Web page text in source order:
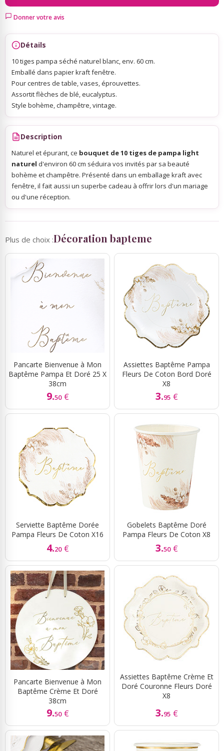
Scrapbooking, Loisirs Créatifs
Donner votre avis
Détails
10 tiges pampa séché naturel blanc, env. 60 cm.
Emballé dans papier kraft fenêtre.
Pour centres de table, vases, éprouvettes.
Assortit flèches de blé, eucalyptus.
Style bohème, champêtre, vintage.
Description
Naturel et épurant, ce bouquet de 10 tiges de pampa light
naturel d'environ 60 cm séduira vos invités par sa beauté
bohème et champêtre. Présenté dans un emballage kraft avec
fenêtre, il fait aussi un superbe cadeau à offrir lors d'un mariage
ou d'une réception.
Plus de choix :Décoration bapteme
Pancarte Bienvenue à Mon
Baptême Pampa Et Doré 25 X
38cm
9.50 €
Assiettes Baptême Pampa
Fleurs De Coton Bord Doré
X8
3.95 €
Serviette Baptême Dorée
Pampa Fleurs De Coton X16
4.20 €
Gobelets Baptême Doré
Pampa Fleurs De Coton X8
3.50 €
Pancarte Bienvenue à Mon
Baptême Crème Et Doré
38cm
9.50 €
Assiettes Baptême Crème Et
Doré Couronne Fleurs Doré
X8
3.95 €